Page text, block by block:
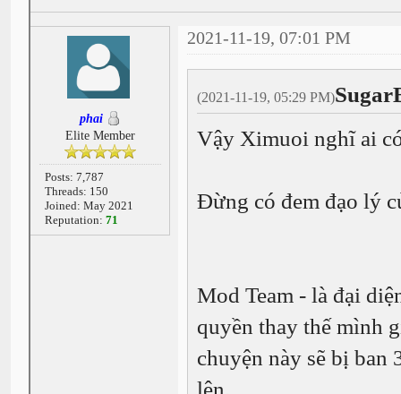
phai
Elite Member
Posts: 7,787
Threads: 150
Joined: May 2021
Reputation: 71
2021-11-19, 07:01 PM
(2021-11-19, 05:29 PM)
Vậy Ximuoi nghĩ ai
Đừng có đem đạo lý
Mod Team - là đại
quyền thay thế mình
chuyện này sẽ bị ban